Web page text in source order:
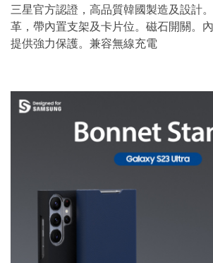
三星官方認證，高品質韓國製造及設計
革，帶內置支架及卡片位。磁石開關。
提供強力保護。兼容無線充電